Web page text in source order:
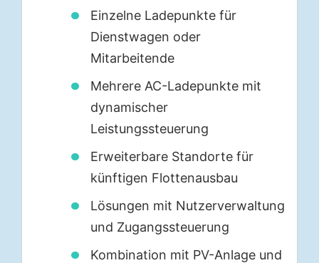
Einzelne Ladepunkte für
Dienstwagen oder
Mitarbeitende
Mehrere AC-Ladepunkte mit
dynamischer
Leistungssteuerung
Erweiterbare Standorte für
künftigen Flottenausbau
Lösungen mit Nutzerverwaltung
und Zugangssteuerung
Kombination mit PV-Anlage und